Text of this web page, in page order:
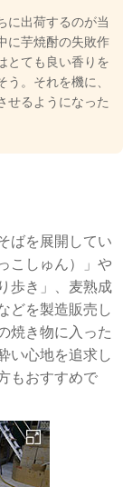
に出荷するのが当
に芋焼酎の失敗作
とても良い香りを
。それを機に、
せるようになった
ばを展開してい
こしゅん）」や
歩き」、麦熟成
どを製造販売し
焼き物に入った
い心地を追求し
もおすすめで